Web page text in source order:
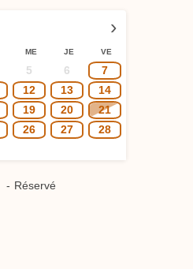
›
ME JE VE
5 6
7
12 13
14
19 20
21
26 27
28
- Réservé